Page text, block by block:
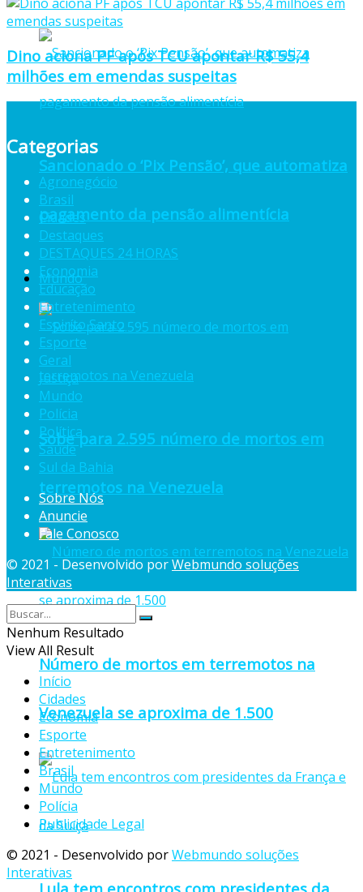
Sancionado o ‘Pix Pensão’, que automatiza
pagamento da pensão alimentícia
Mundo
Sobe para 2.595 número de mortos em
terremotos na Venezuela
Número de mortos em terremotos na
Venezuela se aproxima de 1.500
Dino aciona PF após TCU apontar R$ 55,4
milhões em emendas suspeitas
Categorias
Agronegócio
Brasil
Cidades
Destaques
DESTAQUES 24 HORAS
Economia
Educação
Entretenimento
Espiríto Santo
Esporte
Geral
Justiça
Mundo
Polícia
Política
Saúde
Sul da Bahia
Sobre Nós
Anuncie
Fale Conosco
© 2021 - Desenvolvido porWebmundo soluções
Interativas
Nenhum Resultado
View All Result
Início
Cidades
Economia
Esporte
Entretenimento
Brasil
Mundo
Polícia
Publicidade Legal
© 2021 - Desenvolvido porWebmundo soluções
Interativas